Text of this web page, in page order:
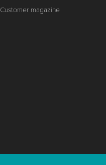
Customer magazine